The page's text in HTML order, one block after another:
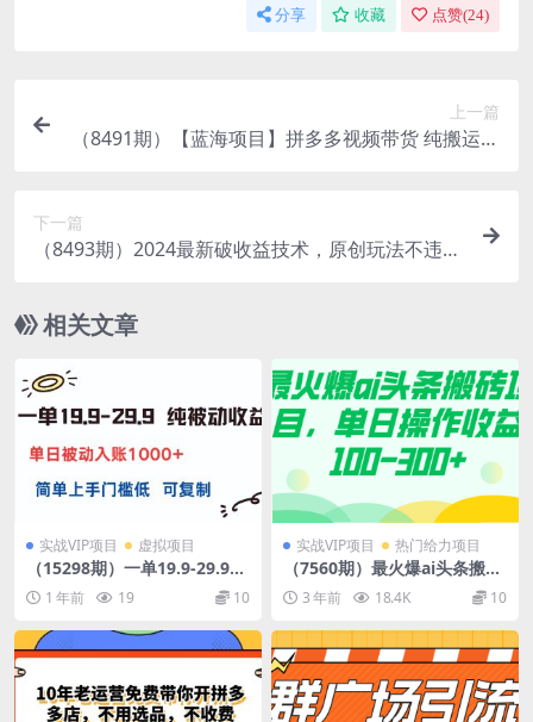
分享 收藏 点赞(24)
上一篇
（8491期）【蓝海项目】拼多多视频带货 纯搬运一
下一篇
（8493期）2024最新破收益技术，原创玩法不违规
相关文章
实战VIP项目 虚拟项目
（15298期）一单19.9-29.9
纯被动收益 单日被动入账100
0+ 简单上手门槛低 可复制
1 年前 19 10
实战VIP项目 热门给力项目
（7560期）最火爆ai头条搬砖
项目，单日操作收益100-300+
3 年前 18.4K 10